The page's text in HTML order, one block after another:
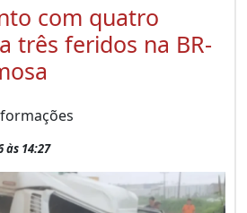
com quatro
três feridos na BR-
às 14:27